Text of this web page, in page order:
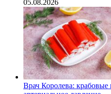
05.08.2026
Врач Королева: